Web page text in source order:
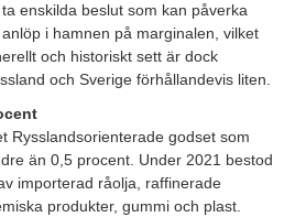
enskilda beslut som kan påverka
i hamnen på marginalen, vilket
och historiskt sett är dock
och Sverige förhållandevis liten.
Rysslandsorienterade godset som
än 0,5 procent. Under 2021 bestod
importerad råolja, raffinerade
produkter, gummi och plast.